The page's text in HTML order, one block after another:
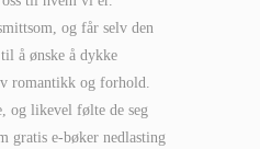
og får selv den
å ønske å dykke
romantikk og forhold.
og likevel følte de seg
gratis e-bøker nedlasting